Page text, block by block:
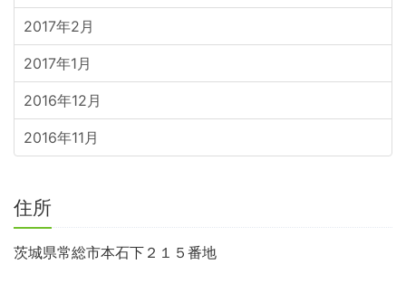
2017年2月
2017年1月
2016年12月
2016年11月
住所
茨城県常総市本石下２１５番地